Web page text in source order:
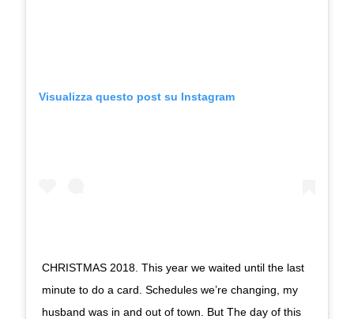
Visualizza questo post su Instagram
CHRISTMAS 2018. This year we waited until the last
minute to do a card. Schedules we’re changing, my
husband was in and out of town. But The day of this